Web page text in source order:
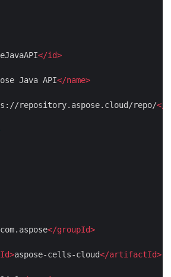
</id>
Java API</name>
repository.aspose.cloud/repo/</
com.aspose</groupId>
>aspose-cells-cloud</artifactId>